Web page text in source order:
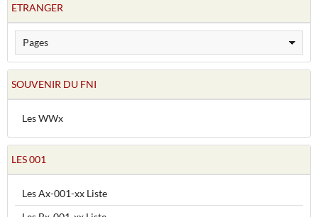
ETRANGER
SOUVENIR DU FNI
Les WWx
LES 001
Les Ax-001-xx Liste